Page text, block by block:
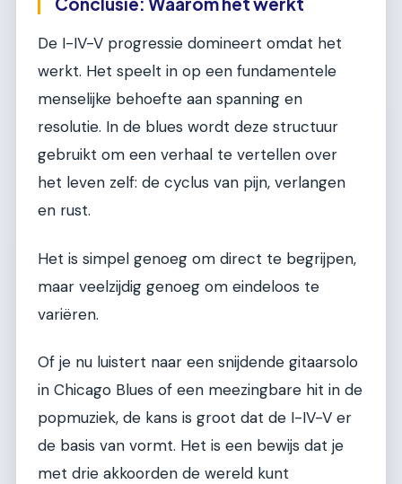
De I-IV-V progressie domineert omdat het
werkt. Het speelt in op een fundamentele
menselijke behoefte aan spanning en
resolutie. In de blues wordt deze structuur
gebruikt om een verhaal te vertellen over
het leven zelf: de cyclus van pijn, verlangen
en rust.
Het is simpel genoeg om direct te begrijpen,
maar veelzijdig genoeg om eindeloos te
variëren.
Of je nu luistert naar een snijdende gitaarsolo
in Chicago Blues of een meezingbare hit in de
popmuziek, de kans is groot dat de I-IV-V er
de basis van vormt. Het is een bewijs dat je
met drie akkoorden de wereld kunt